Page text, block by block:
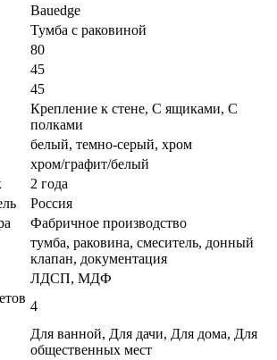
Bauedge
Тумба с раковиной
80
45
45
Крепление к стене, С ящиками, С
полками
белый, темно-серый, хром
хром/графит/белый
2 года
Россия
Фабричное производство
тумба, раковина, смеситель, донный
клапан, документация
ЛДСП, МДФ
4
Для ванной, Для дачи, Для дома, Для
общественных мест